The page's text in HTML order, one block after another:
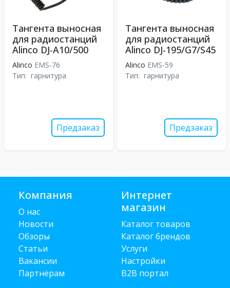
Тангента выносная
для радиостанций
Alinco DJ-A10/500
Alinco EMS-76
Тип: гарнитура
Предзаказ
Тангента выносная
для радиостанций
Alinco DJ-195/G7/S45
Alinco EMS-59
Тип: гарнитура
Предзаказ
Компания
О нас
Новости
Обзоры
Статьи
Вакансии
Партнёрам
Интернет
магазин
Каталог товаров
Каталог брендов
Услуги
Настройки
B2B портал